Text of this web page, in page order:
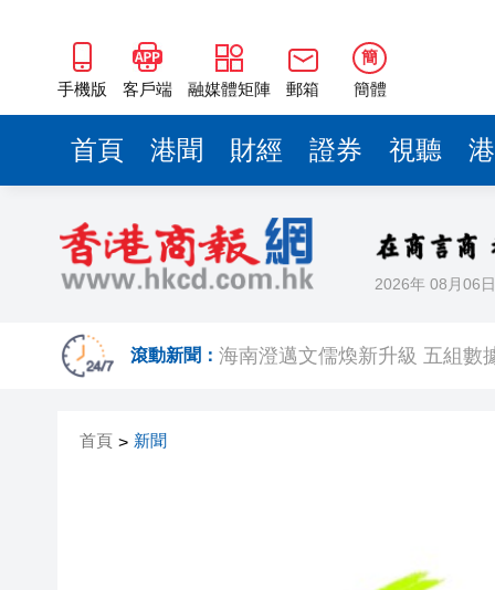
手機版 客戶端 融媒體矩陣 郵箱
簡
簡體
首頁 港聞 財經 證券 視聽
2026年 08月06日
滾動新聞：
梁振英率港區全國政協委員考
2025年海南儋州以舊換新帶動
山東26戶省屬國企去年合計營
閩粵贛三地漢樂藝術家齊聚深
黎智英案｜吳良好：依法公正
海南澄邁文儒煥新升級 五組數
閩粵贛三地漢樂藝術家齊聚深
首頁 > 新聞